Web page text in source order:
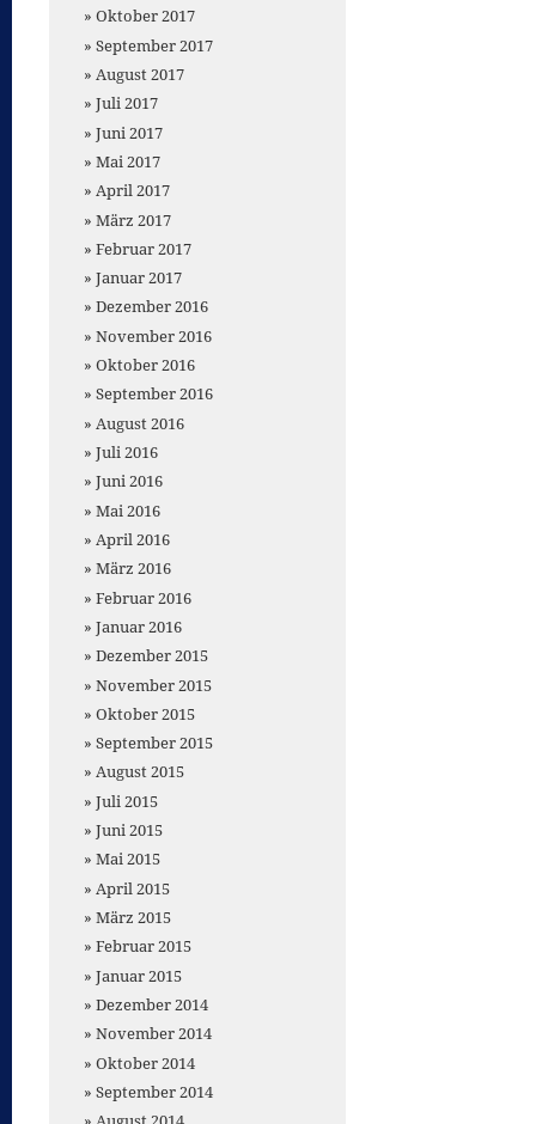
Oktober 2017
September 2017
August 2017
Juli 2017
Juni 2017
Mai 2017
April 2017
März 2017
Februar 2017
Januar 2017
Dezember 2016
November 2016
Oktober 2016
September 2016
August 2016
Juli 2016
Juni 2016
Mai 2016
April 2016
März 2016
Februar 2016
Januar 2016
Dezember 2015
November 2015
Oktober 2015
September 2015
August 2015
Juli 2015
Juni 2015
Mai 2015
April 2015
März 2015
Februar 2015
Januar 2015
Dezember 2014
November 2014
Oktober 2014
September 2014